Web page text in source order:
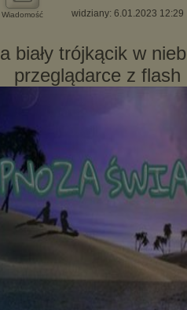
Wiadomość widziany: 6.01.2023 12:29